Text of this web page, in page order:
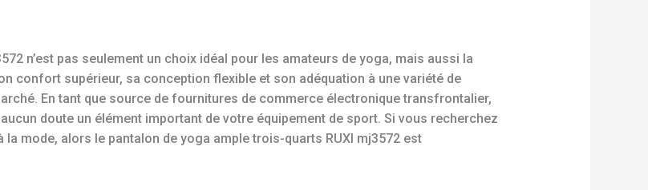
n’est pas seulement un choix idéal pour les amateurs de yoga, mais aussi la
confort supérieur, sa conception flexible et son adéquation à une variété de
En tant que source de fournitures de commerce électronique transfrontalier,
doute un élément important de votre équipement de sport. Si vous recherchez
mode, alors le pantalon de yoga ample trois-quarts RUXI mj3572 est